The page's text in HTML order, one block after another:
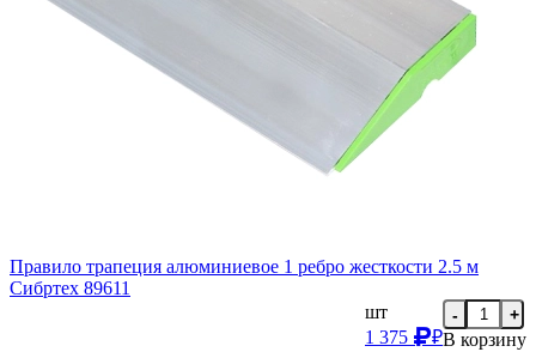
Правило трапеция алюминиевое 1 ребро жесткости 2.5 м
Сибртех 89611
шт
1 375
₽
- +
В корзину